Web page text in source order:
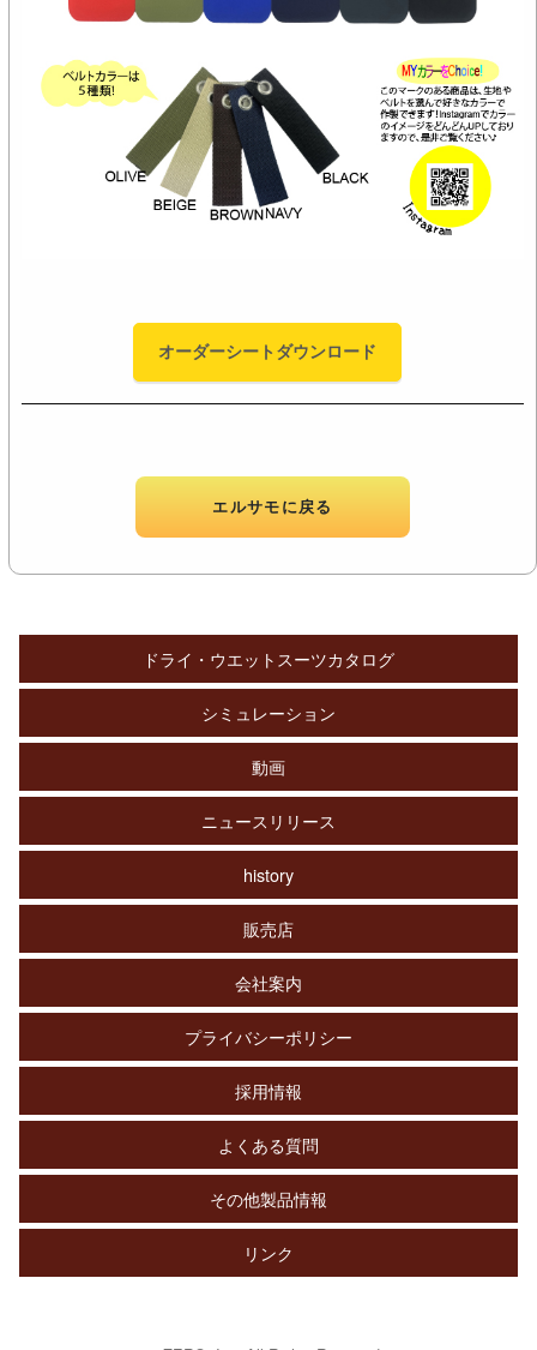
オーダーシートダウンロード
エルサモに戻る
ドライ・ウエットスーツカタログ
シミュレーション
動画
ニュースリリース
history
販売店
会社案内
プライバシーポリシー
採用情報
よくある質問
その他製品情報
リンク